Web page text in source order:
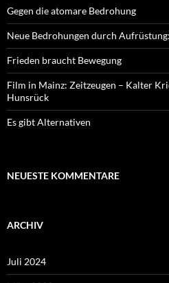
Gegen die atomare Bedrohung
Neue Bedrohungen durch
Frieden braucht Bewegung
Film in Mainz: Zeitzeugen – Kalter
Hunsrück
Es gibt Alternativen
NEUESTE KOMMENTARE
ARCHIV
Juli 2024